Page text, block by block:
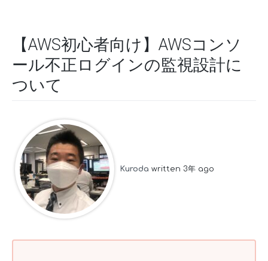
【AWS初心者向け】AWSコンソ
ール不正ログインの監視設計に
ついて
Kuroda written 3年 ago